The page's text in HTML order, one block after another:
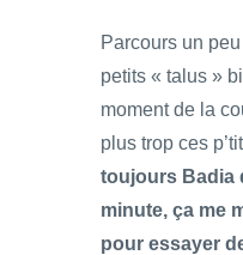
Parcours un
petits « talus »
moment de la
plus trop ces
toujours Badia
minute, ça me
pour essayer